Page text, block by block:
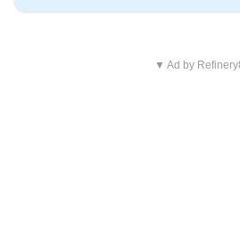
▼ Ad by